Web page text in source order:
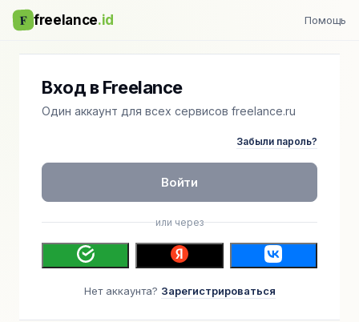
F freelance.id Помощь
Вход в Freelance
Один аккаунт для всех сервисов freelance.ru
Забыли пароль?
Войти
или через
Нет аккаунта? Зарегистрироваться